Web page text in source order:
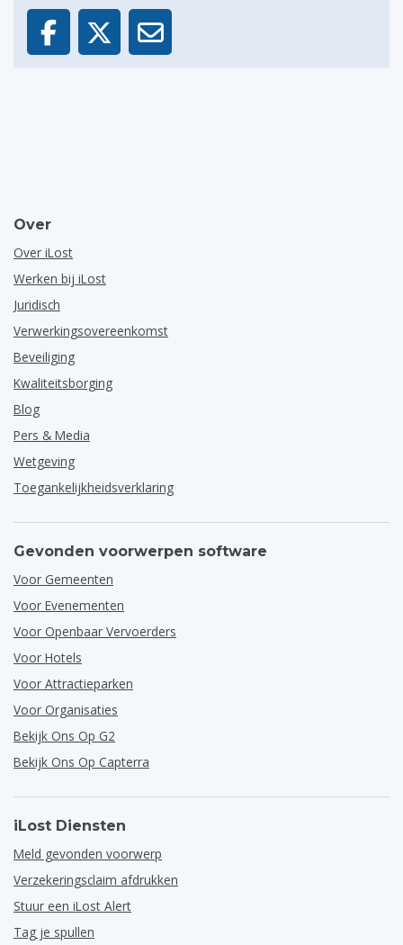
Over
Over iLost
Werken bij iLost
Juridisch
Verwerkingsovereenkomst
Beveiliging
Kwaliteitsborging
Blog
Pers & Media
Wetgeving
Toegankelijkheidsverklaring
Gevonden voorwerpen software
Voor Gemeenten
Voor Evenementen
Voor Openbaar Vervoerders
Voor Hotels
Voor Attractieparken
Voor Organisaties
Bekijk Ons Op G2
Bekijk Ons Op Capterra
iLost Diensten
Meld gevonden voorwerp
Verzekeringsclaim afdrukken
Stuur een iLost Alert
Tag je spullen